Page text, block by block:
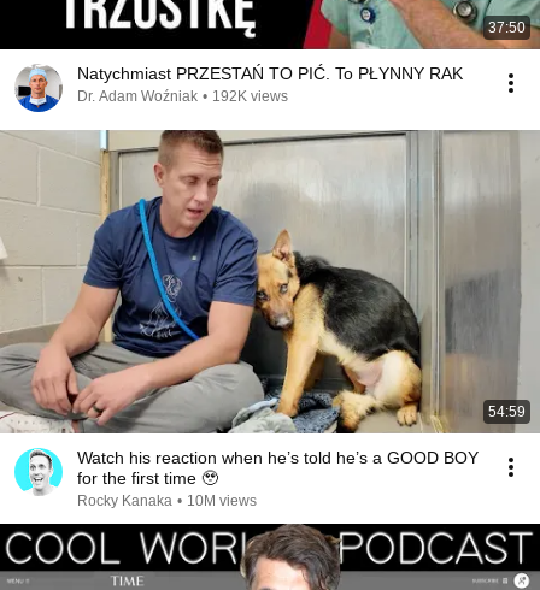
37:50
Natychmiast PRZESTAŃ TO PIĆ. To PŁYNNY RAK
Dr. Adam Woźniak • 192K views
54:59
Watch his reaction when he’s told he’s a GOOD BOY
for the first time 🥹
Rocky Kanaka • 10M views